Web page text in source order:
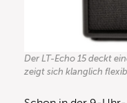
Der LT-Echo 15 deckt
zeigt sich klanglich